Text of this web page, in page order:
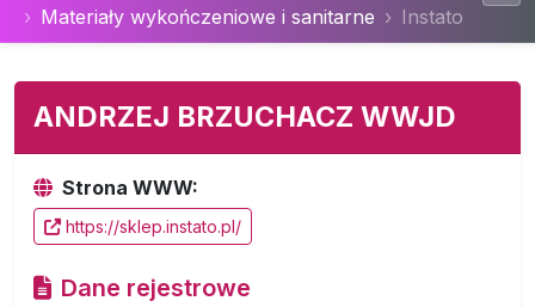
Materiały wykończeniowe i sanitarne
Instato
ANDRZEJ BRZUCHACZ WWJD
Strona WWW:
https://sklep.instato.pl/
Dane rejestrowe